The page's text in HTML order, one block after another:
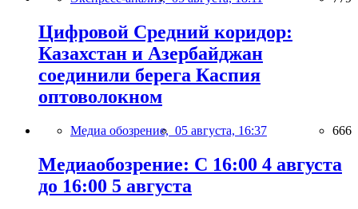
Цифровой Средний коридор:
Казахстан и Азербайджан
соединили берега Каспия
оптоволокном
Медиа обозрение, 05 августа, 16:37 666
Медиаобозрение: С 16:00 4 августа
до 16:00 5 августа